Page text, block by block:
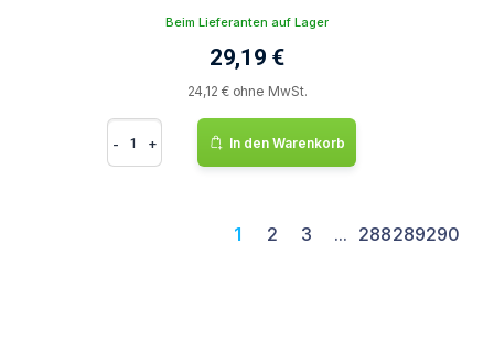
Beim Lieferanten auf Lager
29,19 €
24,12 € ohne MwSt.
- + In den Warenkorb
1 2 3 ... 288289290